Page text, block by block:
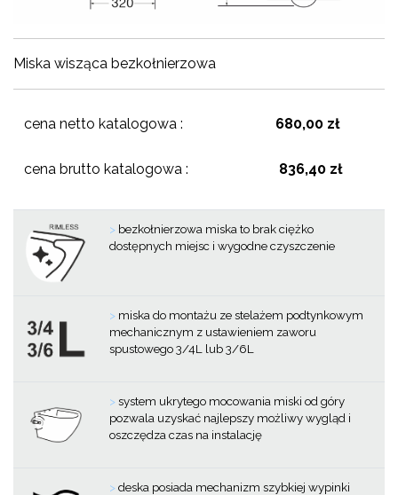
Miska wisząca bezkołnierzowa
cena netto katalogowa : 680,00 zł
cena brutto katalogowa : 836,40 zł
> bezkołnierzowa miska to brak ciężko
dostępnych miejsc i wygodne czyszczenie
> miska do montażu ze stelażem podtynkowym
mechanicznym z ustawieniem zaworu
spustowego 3/4L lub 3/6L
>system ukrytego mocowania miski od góry
pozwala uzyskać najlepszy możliwy wygląd i
oszczędza czas na instalację
>deska posiada mechanizm szybkiej wypinki